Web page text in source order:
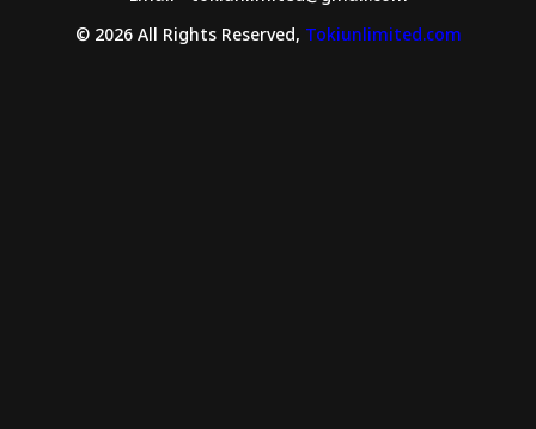
© 2026 All Rights Reserved, Tokiunlimited.com